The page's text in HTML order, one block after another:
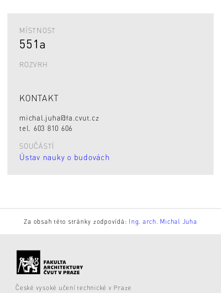
MÍSTNOST
551a
ROZVRH
KONTAKT
michal.juha@fa.cvut.cz
tel. 603 810 606
SOUČÁSTÍ
Ústav nauky o budovách
Za obsah této stránky zodpovídá: Ing. arch. Michal Juha
České vysoké učení technické v Praze